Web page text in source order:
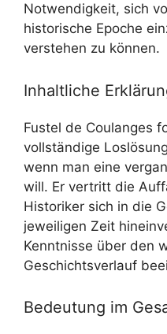
Notwendigkeit, sich
historische Epoche
verstehen zu können.
Inhaltliche
Fustel de Coulanges
vollständige
wenn man eine
will. Er vertritt die
Historiker sich in die
jeweiligen Zeit
Kenntnisse über den
Geschichtsverlauf
Bedeutung im